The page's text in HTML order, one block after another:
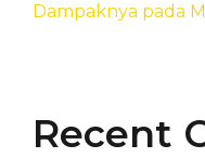
Dampaknya pada
Recent